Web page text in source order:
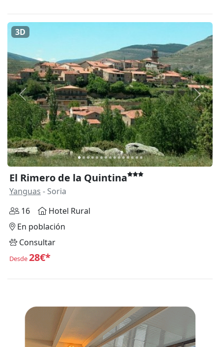
Anterior
3D
El Rimero de la Quintina
Yanguas - Soria
16
Hotel Rural
En población
Consultar
Desde28€*